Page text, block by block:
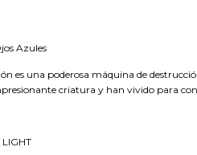
Azules
es una poderosa máquina de
criatura y han vivido para